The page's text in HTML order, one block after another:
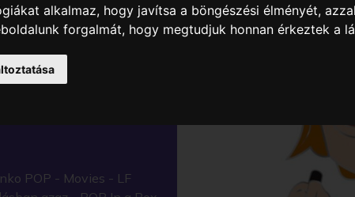
alkalmaz, hogy javítsa a böngészési élményét,
forgalmát, hogy megtudjuk honnan érkeztek a
LF
FIGURA
POP - Movies - LF